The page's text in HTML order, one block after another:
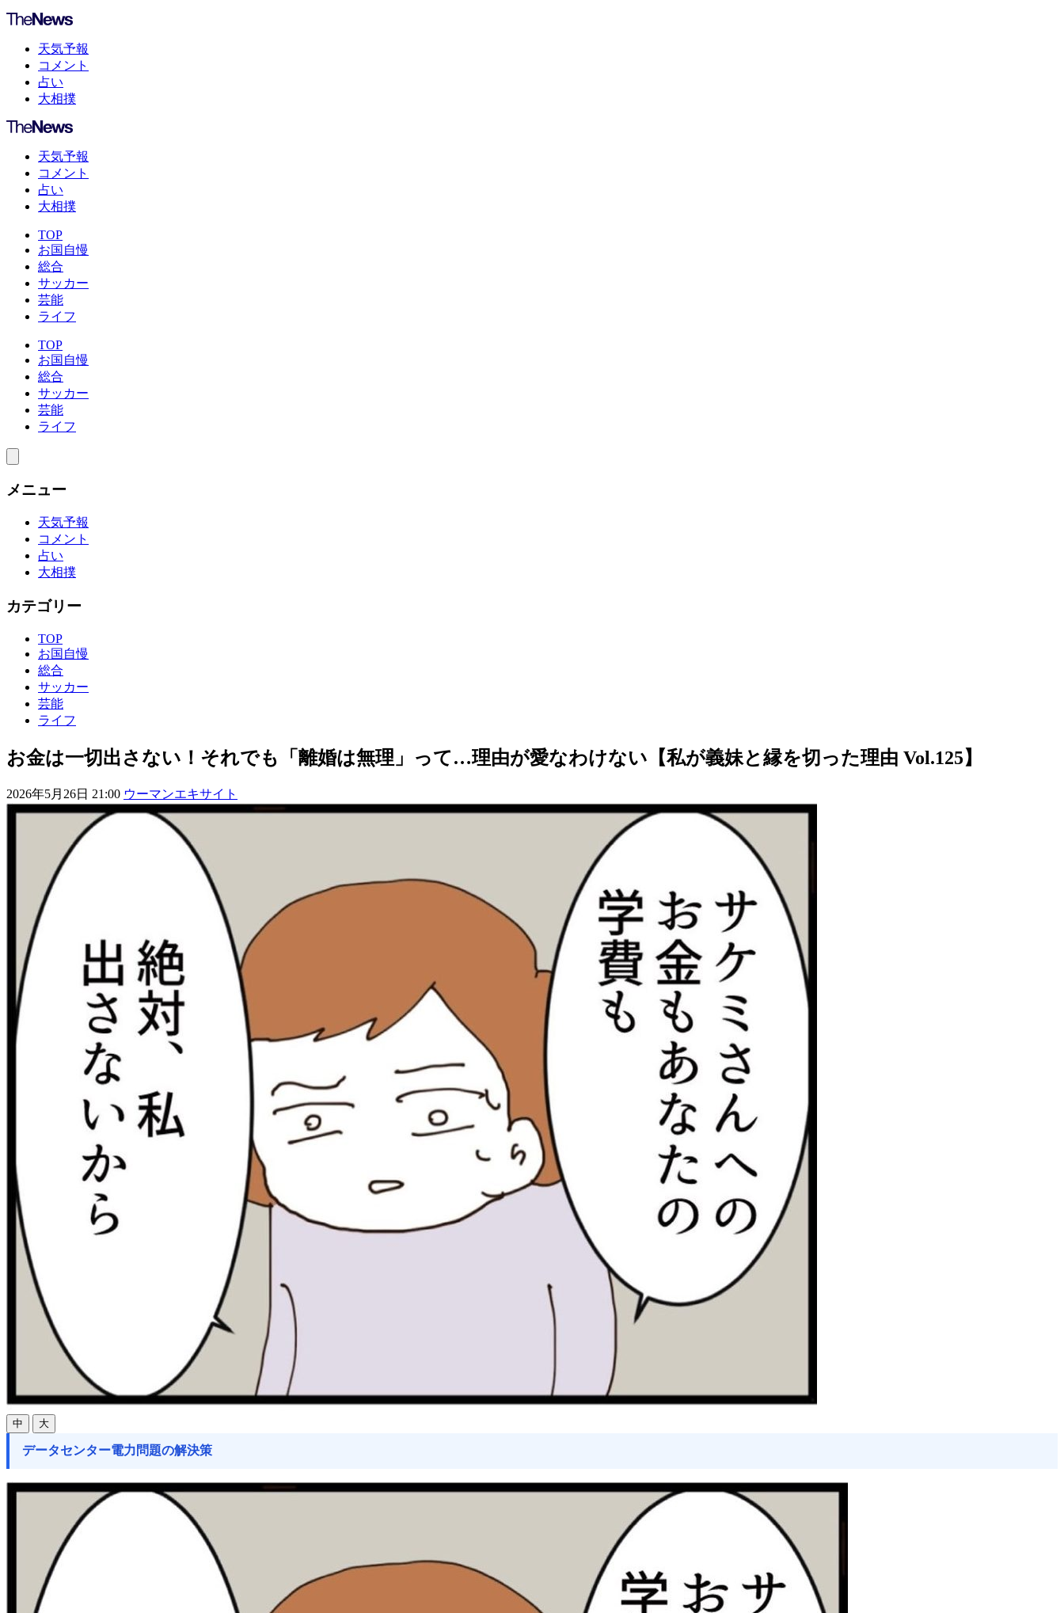
天気予報
コメント
占い
大相撲
天気予報
コメント
占い
大相撲
TOP
お国自慢
総合
サッカー
芸能
ライフ
TOP
お国自慢
総合
サッカー
芸能
ライフ
メニュー
天気予報
コメント
占い
大相撲
カテゴリー
TOP
お国自慢
総合
サッカー
芸能
ライフ
お金は一切出さない！それでも「離婚は無理」って…理由が愛なわけない【私が義妹と縁を切った理由 Vol.125】
2026年5月26日 21:00 ウーマンエキサイト
中 大
データセンター電力問題の解決策